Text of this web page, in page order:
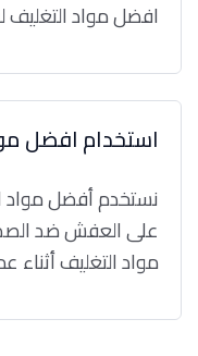
افضل مواد التغليف
استخدام افضل
نستخدم أفضل مواد
على العفش ضد
مواد التغليف